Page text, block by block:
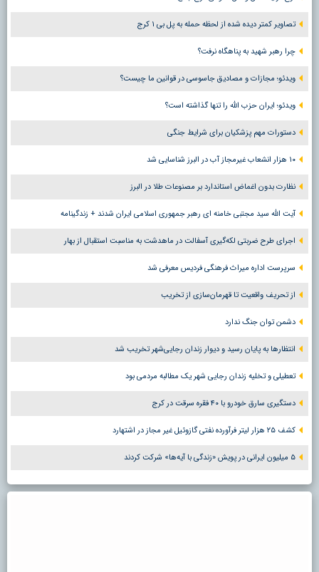
تصاویر کمتر دیده شده از لحظه حمله به پل بی ۱ کرج
چرا رهبر شهید به پناهگاه نرفت؟
ویدئو؛ مجازات و مصادیق جاسوسی در قوانین ما چیست؟
ویدئو؛ ایران حزب الله را تنها گذاشته است؟
دستورات مهم پزشکیان برای شرایط جنگی
۱۰ هزار انشعاب غیرمجاز آب در البرز شناسایی شد
نظارت بدون اغماض استاندارد بر مصنوعات طلا در البرز
آیت الله سید مجتبی خامنه ای رهبر جمهوری اسلامی ایران شدند + زندگینامه
اجرای طرح ضربتی لکه‌گیری آسفالت در ماهدشت به مناسبت استقبال از بهار
سرپرست اداره میراث فرهنگی فردیس معرفی شد
از تحریف واقعیت تا قهرمان‌سازی از تخریب
دشمن توان جنگ ندارد
انتظارها به پایان رسید و دیوار زندان رجایی‌شهر تخریب شد
تعطیلی و تخلیه زندان رجایی شهر یک مطالبه مردمی بود
دستگیری سارق خودرو با ۴۰ فقره سرقت در کرج
کشف ۲۵ هزار لیتر فرآورده نفتی گازوئیل غیر مجاز در اشتهارد
۵ میلیون ایرانی در پویش «زندگی با آیه‌ها» شرکت کردند